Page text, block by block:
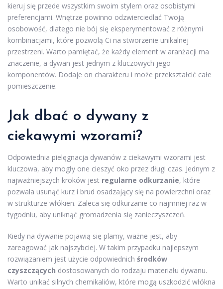
kieruj się przede wszystkim swoim stylem oraz osobistymi
preferencjami. Wnętrze powinno odzwierciedlać Twoją
osobowość, dlatego nie bój się eksperymentować z różnymi
kombinacjami, które pozwolą Ci na stworzenie unikalnej
przestrzeni. Warto pamiętać, że każdy element w aranżacji ma
znaczenie, a dywan jest jednym z kluczowych jego
komponentów. Dodaje on charakteru i może przekształcić całe
pomieszczenie.
Jak dbać o dywany z
ciekawymi wzorami?
Odpowiednia pielęgnacja dywanów z ciekawymi wzorami jest
kluczowa, aby mogły one cieszyć oko przez długi czas. Jednym z
najważniejszych kroków jest regularne odkurzanie, które
pozwala usunąć kurz i brud osadzający się na powierzchni oraz
w strukturze włókien. Zaleca się odkurzanie co najmniej raz w
tygodniu, aby uniknąć gromadzenia się zanieczyszczeń.
Kiedy na dywanie pojawią się plamy, ważne jest, aby
zareagować jak najszybciej. W takim przypadku najlepszym
rozwiązaniem jest użycie odpowiednich środków
czyszczących dostosowanych do rodzaju materiału dywanu.
Warto unikać silnych chemikaliów, które mogą uszkodzić włókna